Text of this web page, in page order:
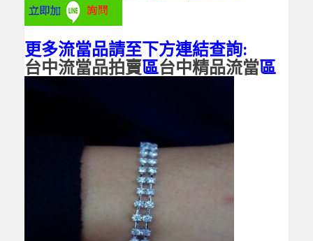
更多流當品請至下方連結查詢:
台中流當品拍賣區台中精品流當區